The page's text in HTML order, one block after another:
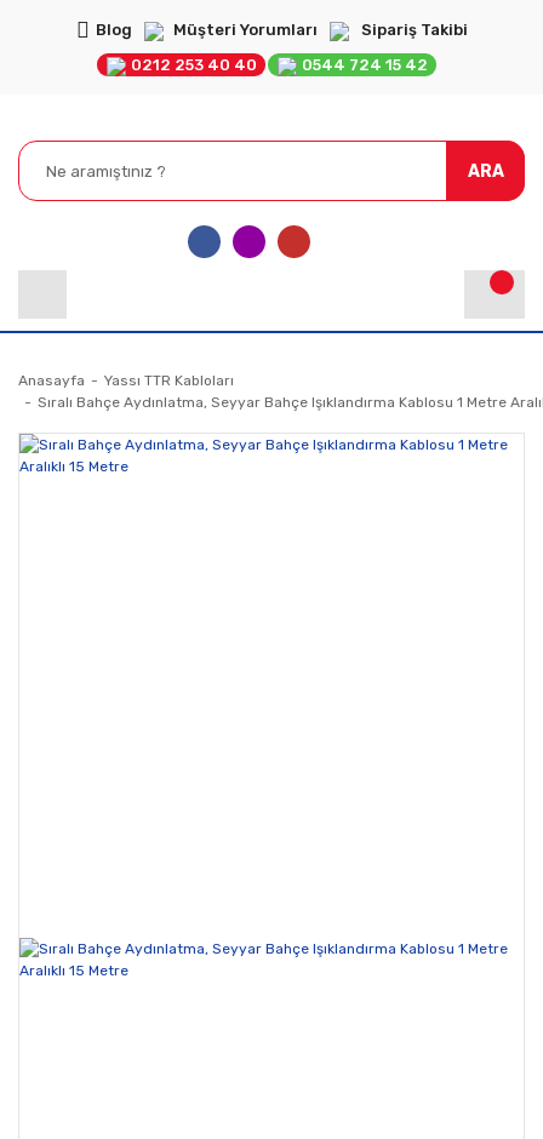
Blog Müşteri Yorumları
Sipariş Takibi
0212 253 40 40
0544 724 15 42
ARA
Anasayfa
Yassı TTR Kabloları
Sıralı Bahçe Aydınlatma, Seyyar Bahçe Işıklandırma Kablosu 1 Metre